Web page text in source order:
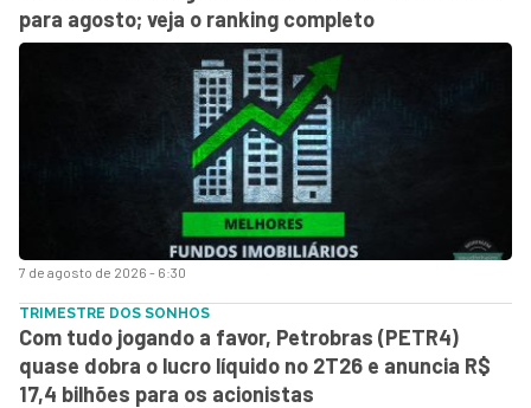
7 de agosto de 2026 - 6:30
para agosto; veja o ranking completo
TRIMESTRE DOS SONHOS
Com tudo jogando a favor, Petrobras (PETR4)
quase dobra o lucro líquido no 2T26 e anuncia R$
17,4 bilhões para os acionistas